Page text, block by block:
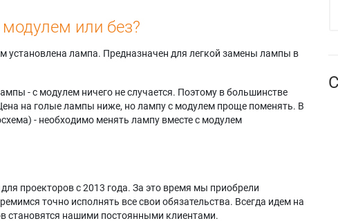
или без?
установлена лампа. Предназначен для легкой замены лампы в
- с модулем ничего не случается. Поэтому в большинстве
на голые лампы ниже, но лампу с модулем проще поменять. В
- необходимо менять лампу вместе с модулем
проекторов с 2013 года. За это время мы приобрели
точно исполнять все свои обязательства. Всегда идем на
становятся нашими постоянными клиентами.